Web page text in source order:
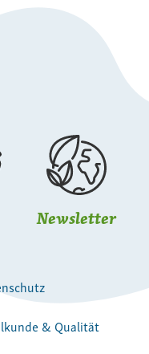
Newsletter
& Qualität